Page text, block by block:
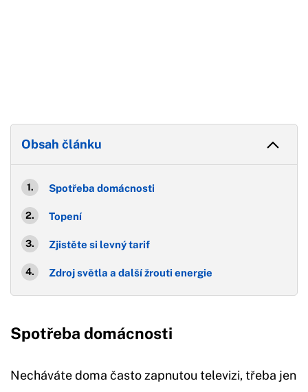
Obsah článku
Spotřeba domácnosti
Topení
Zjistěte si levný tarif
Zdroj světla a další žrouti energie
Spotřeba domácnosti
Necháváte doma často zapnutou televizi, třeba jen